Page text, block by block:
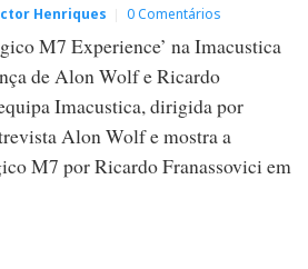
Henriques 0 Comentários
M7 Experience’ na Imacustica
de Alon Wolf e Ricardo
Imacustica, dirigida por
Alon Wolf e mostra a
M7 por Ricardo Franassovici em